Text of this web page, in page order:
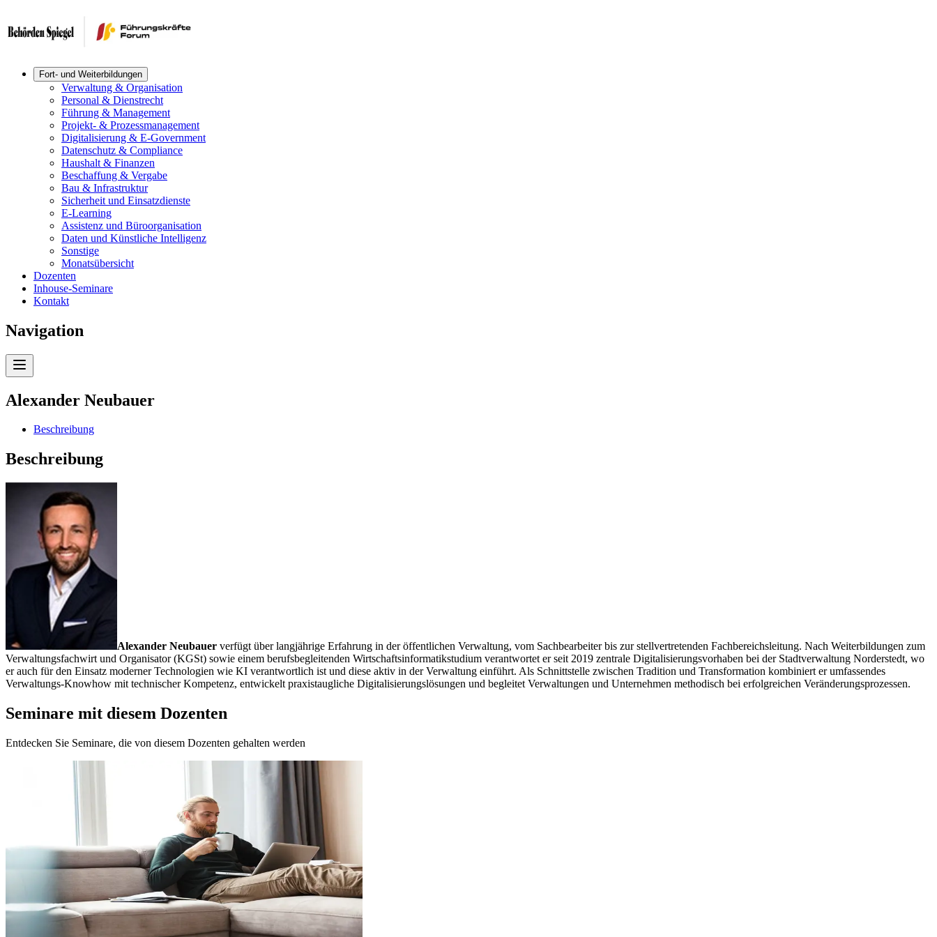
Fort- und Weiterbildungen
Verwaltung & Organisation
Personal & Dienstrecht
Führung & Management
Projekt- & Prozessmanagement
Digitalisierung & E-Government
Datenschutz & Compliance
Haushalt & Finanzen
Beschaffung & Vergabe
Bau & Infrastruktur
Sicherheit und Einsatzdienste
E-Learning
Assistenz und Büroorganisation
Daten und Künstliche Intelligenz
Sonstige
Monatsübersicht
Dozenten
Inhouse-Seminare
Kontakt
Navigation
Alexander Neubauer
Beschreibung
Beschreibung
Alexander Neubauer verfügt über langjährige Erfahrung in der öffentlichen Verwaltung, vom Sachbearbeiter bis zur stellvertretenden Fachbereichsleitung. Nach Weiterbildungen zum
Verwaltungsfachwirt und Organisator (KGSt) sowie einem berufsbegleitenden Wirtschaftsinformatikstudium verantwortet er seit 2019 zentrale Digitalisierungsvorhaben bei der Stadtverwaltung Norderstedt, wo
er auch für den Einsatz moderner Technologien wie KI verantwortlich ist und diese aktiv in der Verwaltung einführt. Als Schnittstelle zwischen Tradition und Transformation kombiniert er umfassendes
Verwaltungs-Knowhow mit technischer Kompetenz, entwickelt praxistaugliche Digitalisierungslösungen und begleitet Verwaltungen und Unternehmen methodisch bei erfolgreichen Veränderungsprozessen.
Seminare mit diesem Dozenten
Entdecken Sie Seminare, die von diesem Dozenten gehalten werden